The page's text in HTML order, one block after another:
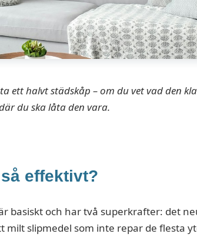
ett halvt städskåp – om du vet vad den
du ska låta den vara.
effektivt?
basiskt och har två superkrafter: det
slipmedel som inte repar de flesta